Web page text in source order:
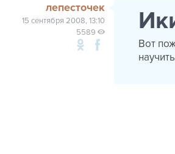
лепесточек
15 сентября 2008, 13:10
5589
Вот